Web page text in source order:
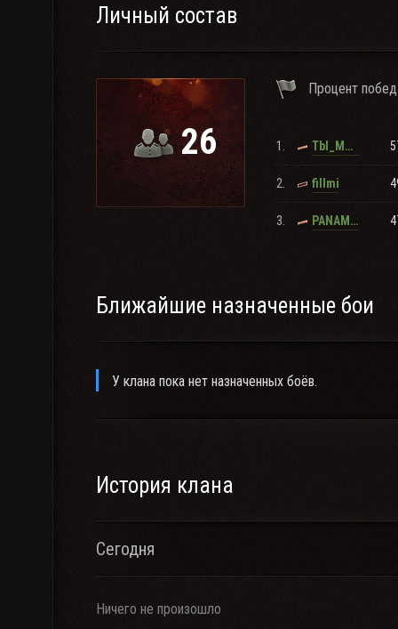
командиром клана).
Правила клана:
2. В тренировочных комнатах не стреляем, АФК
перевернутым игрокам помогаем и даем фору 5-
3. Без грубой матерщины
4. Наш клан вне политики! Рассуждения и споры в
Личный состав
26
Процент побед
1. Tbl_Mep3ocTb
2. fillmi
3. PANAMHC
Ближайшие назначенные бои
У клана пока нет назначенных боёв.
История клана
Сегодня
Ничего не произошло